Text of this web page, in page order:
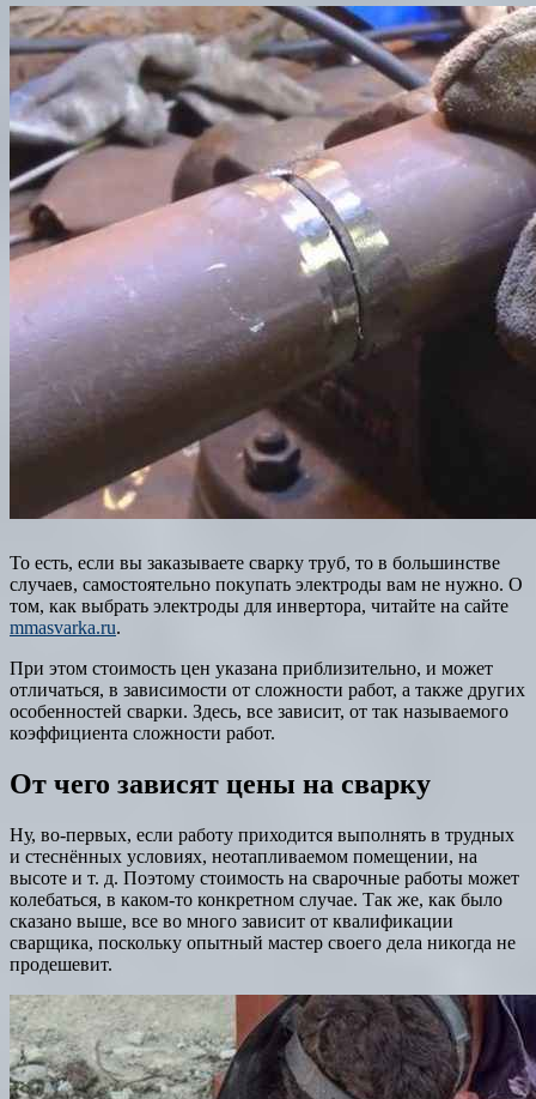
То есть, если вы заказываете сварку труб, то в большинстве
случаев, самостоятельно покупать электроды вам не нужно. О
том, как выбрать электроды для инвертора, читайте на сайте
mmasvarka.ru.
При этом стоимость цен указана приблизительно, и может
отличаться, в зависимости от сложности работ, а также других
особенностей сварки. Здесь, все зависит, от так называемого
коэффициента сложности работ.
От чего зависят цены на сварку
Ну, во-первых, если работу приходится выполнять в трудных
и стеснённых условиях, неотапливаемом помещении, на
высоте и т. д. Поэтому стоимость на сварочные работы может
колебаться, в каком-то конкретном случае. Так же, как было
сказано выше, все во много зависит от квалификации
сварщика, поскольку опытный мастер своего дела никогда не
продешевит.